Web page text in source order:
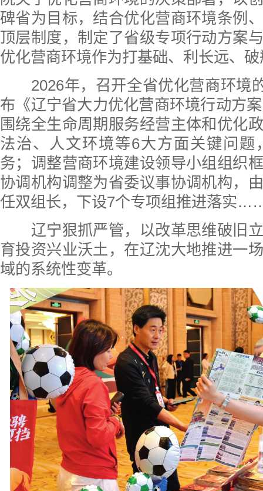
碑省为目标，结合优化营商环境条例
顶层制度，制定了省级专项行动方案
优化营商环境作为打基础、利长远、
2026年，召开全省优化营商环境的
布《辽宁省大力优化营商环境行动方
围绕全生命周期服务经营主体和优化
法治、人文环境等6大方面关键问题
务；调整营商环境建设领导小组组织
协调机构调整为省委议事协调机构，
任双组长，下设7个专项组推进落实
辽宁狠抓严管，以改革思维破旧立
育投资兴业沃土，在辽沈大地推进一
域的系统性变革。